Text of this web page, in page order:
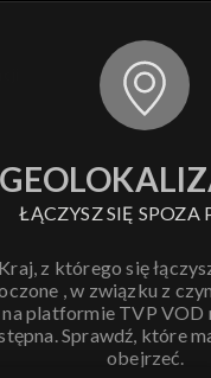
ŁĄCZYSZ SIĘ SPOZA
Kraj, z którego się
, w związku z
na platformie TVP VOD
Sprawdź, które
obejrzeć.